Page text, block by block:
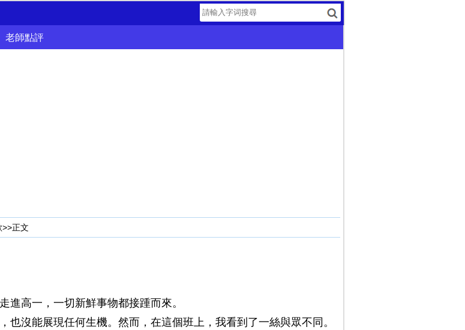
老師點評
>>正文
進高一，一切新鮮事物都接踵而來。
也沒能展現任何生機。然而，在這個班上，我看到了一絲與眾不同。